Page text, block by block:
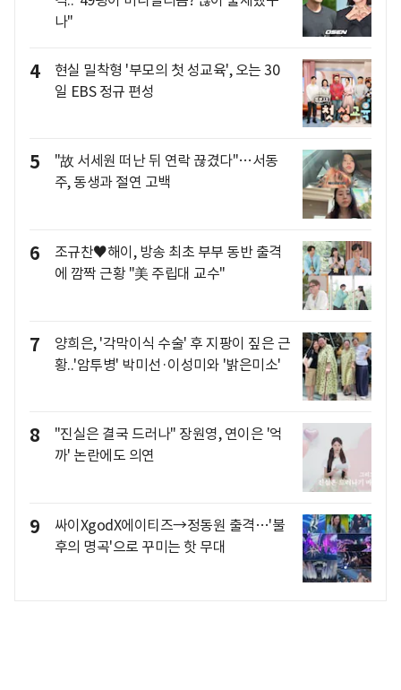
나"
4
현실 밀착형 '부모의 첫 성교육', 오는 30
일 EBS 정규 편성
5
"故 서세원 떠난 뒤 연락 끊겼다"…서동
주, 동생과 절연 고백
6
조규찬♥해이, 방송 최초 부부 동반 출격
에 깜짝 근황 "美 주립대 교수"
7
양희은, '각막이식 수술' 후 지팡이 짚은 근
황..'암투병' 박미선·이성미와 '밝은미소'
8
"진실은 결국 드러나" 장원영, 연이은 '억
까' 논란에도 의연
9
싸이XgodX에이티즈→정동원 출격…'불
후의 명곡'으로 꾸미는 핫 무대